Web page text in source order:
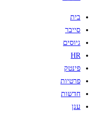
בית
סייבר
גיוסים
HR
פינטק
פרטיות
חדשות
ענן